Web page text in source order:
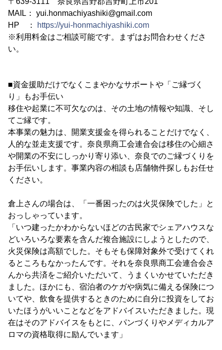
MAIL： yui.honmachiyashiki@gmail.com
HP ：
https://yui-honmachiyashiki.com
※利用料金はご相談可能です。まずはお問合わせくださ
い。
■資金援助だけでなくこまやかなサポートや「ご縁づく
り」もお手伝い
移住や起業に不可欠なのは、その土地の情報や知識、そし
てご縁です。
本事業の魅力は、開業支援金を得られることだけでなく、
人的な並走支援です。奈良県商工会連合会は移住の心細さ
や開業の不安にしっかり寄り添い、奈良でのご縁づくりを
お手伝いします。事業内容の相談も店舗物件探しもお任せ
ください。
倉上さんの場合は、「一番困ったのは火災保険でした」と
おっしゃっています。
「いつ建ったかわからないほどの古民家でシェアハウスな
どいろいろな要素を含んだ複合施設にしようとしたので、
火災保険は高額でした。そもそも保障対象外で受けてくれ
るところもなかったんです。それを奈良県商工会連合会さ
んから共済をご紹介いただいて、うまくいかせていただき
ました。ほかにも、宿泊者のケガや病気に備える保険につ
いてや、飲食を提供するときのために自分に投資をしてお
いたほうがいいことなどをアドバイスいただきました。現
在はそのアドバイスをもとに、パンづくりやメディカルア
ロマの資格取得に励んでいます」